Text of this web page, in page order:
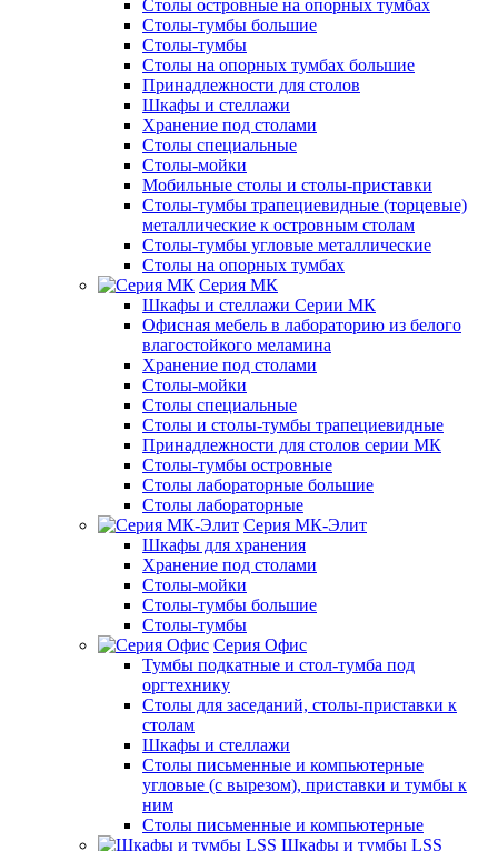
Столы островные на опорных тумбах
Столы-тумбы большие
Столы-тумбы
Столы на опорных тумбах большие
Принадлежности для столов
Шкафы и стеллажи
Хранение под столами
Столы специальные
Столы-мойки
Мобильные столы и столы-приставки
Столы-тумбы трапециевидные (торцевые)
металлические к островным столам
Столы-тумбы угловые металлические
Столы на опорных тумбах
Серия МК
Шкафы и стеллажи Серии МК
Офисная мебель в лабораторию из белого
влагостойкого меламина
Хранение под столами
Столы-мойки
Столы специальные
Столы и столы-тумбы трапециевидные
Принадлежности для столов серии МК
Столы-тумбы островные
Столы лабораторные большие
Столы лабораторные
Серия МК-Элит
Шкафы для хранения
Хранение под столами
Столы-мойки
Столы-тумбы большие
Столы-тумбы
Серия Офис
Тумбы подкатные и стол-тумба под
оргтехнику
Столы для заседаний, столы-приставки к
столам
Шкафы и стеллажи
Столы письменные и компьютерные
угловые (с вырезом), приставки и тумбы к
ним
Столы письменные и компьютерные
Шкафы и тумбы LSS